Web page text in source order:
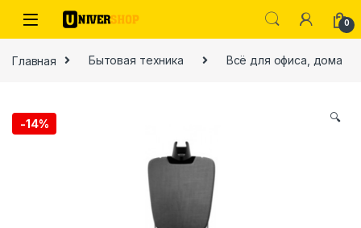
Skip to navigation
Skip to content
0
Главная Бытовая техника Всё для офиса, дома
-14% 🔍